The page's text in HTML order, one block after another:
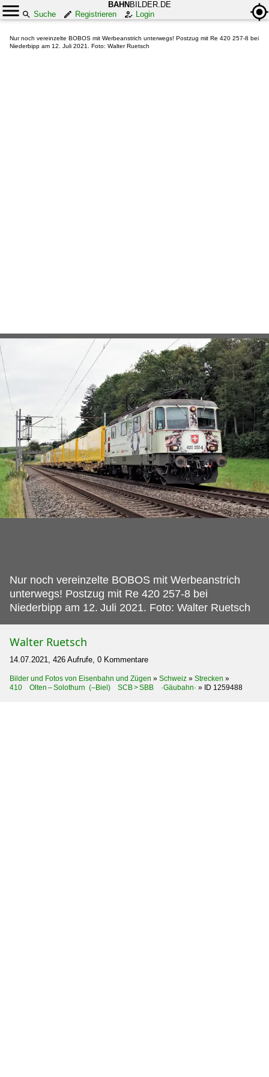
BAHN BILDER.DE
Suche
Registrieren Login
Nur noch vereinzelte BOBOS mit Werbeanstrich unterwegs! Postzug mit Re 420 257-8 bei
Niederbipp am 12. Juli 2021. Foto: Walter Ruetsch
Nur noch vereinzelte BOBOS mit Werbeanstrich
unterwegs! Postzug mit Re 420 257-8 bei
Niederbipp am 12. Juli 2021. Foto: Walter Ruetsch
Walter Ruetsch
14.07.2021, 426 Aufrufe, 0 Kommentare
Bilder und Fotos von Eisenbahn und Zügen » Schweiz » Strecken »
410 Olten – Solothurn (–Biel) SCB > SBB ·Gäubahn· » ID 1259488